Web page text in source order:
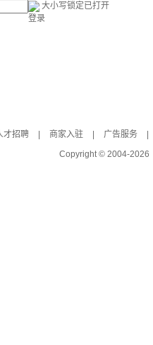
大小写锁定已打开
登录
才招聘 商家入驻 广告服务
Copyright © 2004-2026